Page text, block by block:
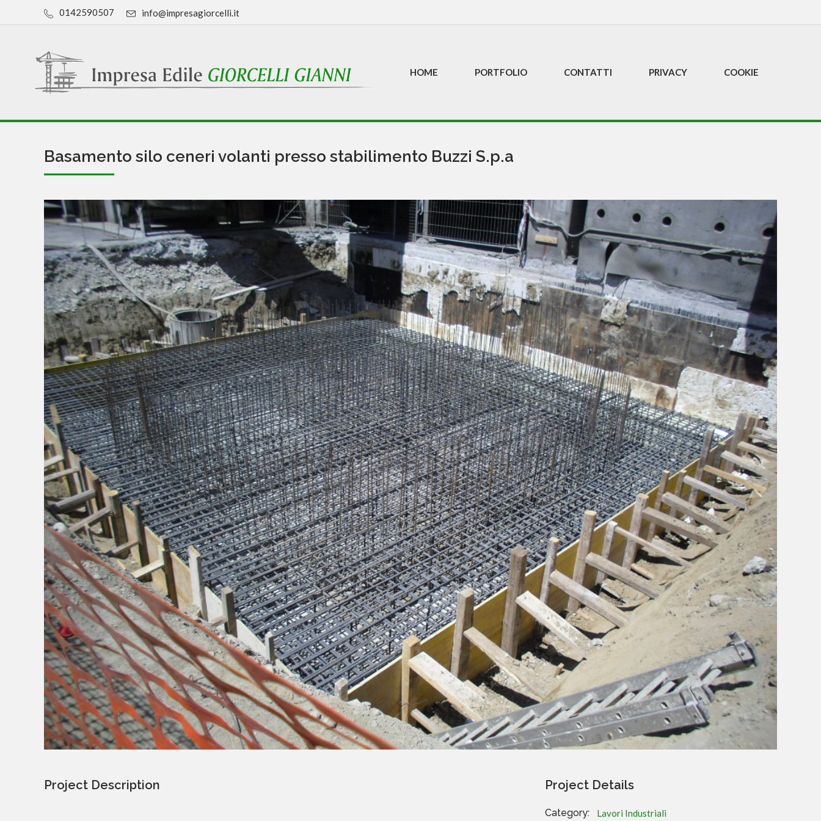
0142590507 info@impresagiorcelli.it
HOME PORTFOLIO CONTATTI PRIVACY COOKIE
Basamento silo ceneri volanti presso stabilimento Buzzi S.p.a
Project Description Project Details
Category: Lavori Industriali